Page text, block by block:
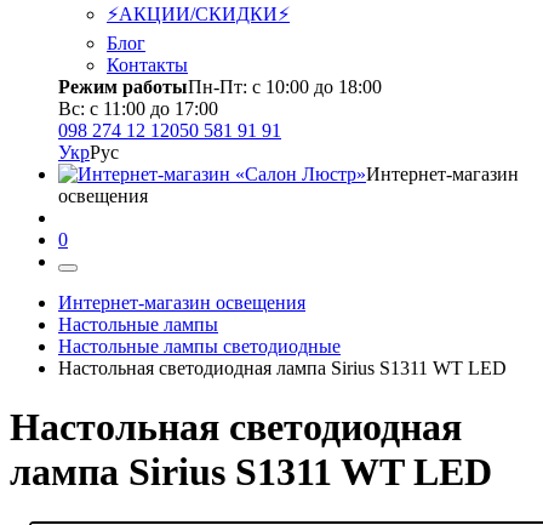
⚡АКЦИИ/СКИДКИ⚡
Блог
Контакты
Режим работыПн-Пт: с 10:00 до 18:00
Вс: с 11:00 до 17:00
098 274 12 12050 581 91 91
УкрРус
Интернет-магазин
освещения
0
Интернет-магазин освещения
Настольные лампы
Настольные лампы светодиодные
Настольная светодиодная лампа Sirius S1311 WT LED
Настольная светодиодная
лампа Sirius S1311 WT LED